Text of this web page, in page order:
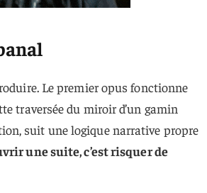
Le premier opus fonctionne
traversée du miroir d’un gamin
suit une logique narrative propre
une suite, c’est risquer de